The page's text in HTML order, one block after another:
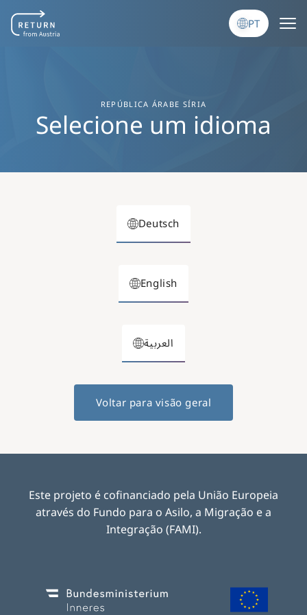
Passar para o conteúdo principal PT
REPÚBLICA ÁRABE SÍRIA
Selecione um idioma
Deutsch
English
العربية
Voltar para visão geral
Este projeto é cofinanciado pela União Europeia
através do Fundo para o Asilo, a Migração e a
Integração (FAMI).
Image Image